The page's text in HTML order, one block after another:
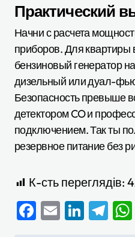
Практический
Начни с расчета
приборов. Для
бензиновый генератор
дизельный или дуал-
Безопасность превыше
детектором CO и
подключением. Так ты
резервное питание без
К-сть переглядів:
Facebook
Email